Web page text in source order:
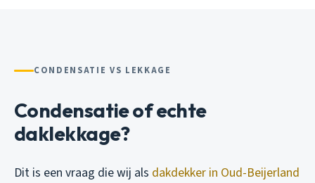
CONDENSATIE VS LEKKAGE
Condensatie of echte
daklekkage?
Dit is een vraag die wij als dakdekker in Oud-Beijerland